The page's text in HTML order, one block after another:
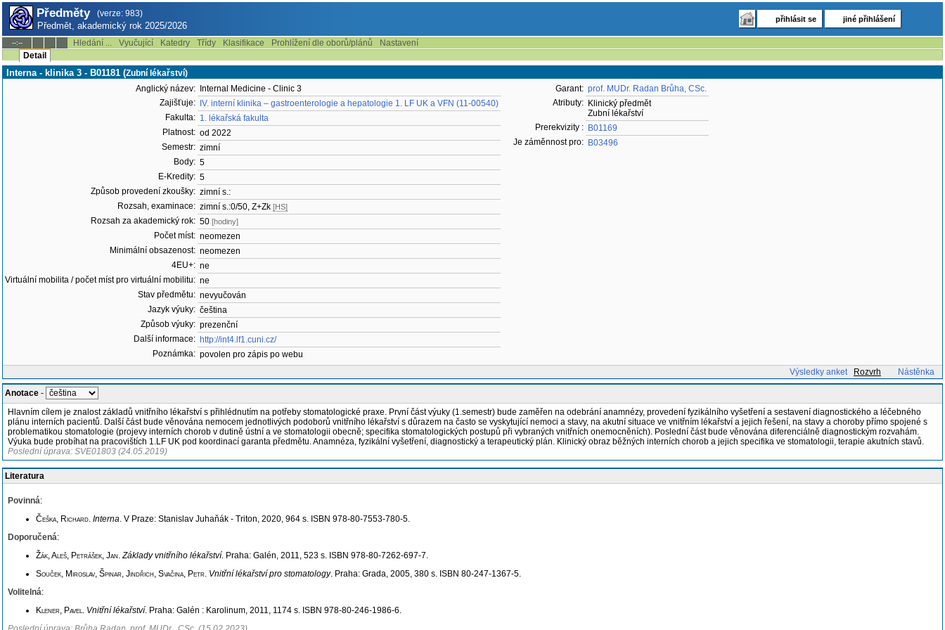
Předměty (verze: 983)
Předmět, akademický rok 2025/2026
přihlásit se jiné přihlášení
--:-- Hledání ... Vyučující Katedry Třídy Klasifikace Prohlížení dle oborů/plánů
Nastavení
Detail
Interna - klinika 3 - B01181 (Zubní lékařství)
Anglický název:
Internal Medicine - Clinic 3
Zajišťuje:
IV. interní klinika – gastroenterologie a hepatologie 1. LF UK a VFN (11-00540)
Fakulta: 1. lékařská fakulta
Platnost: od 2022
Semestr: zimní
Body: 5
E-Kredity: 5
Způsob provedení zkoušky: zimní s.:
Rozsah, examinace: zimní s.:0/50, Z+Zk [HS]
Rozsah za akademický rok: 50 [hodiny]
Počet míst: neomezen
Minimální obsazenost: neomezen
4EU+: ne
Virtuální mobilita / počet míst pro virtuální mobilitu: ne
Stav předmětu: nevyučován
Jazyk výuky: čeština
Způsob výuky: prezenční
Další informace: http://int4.lf1.cuni.cz/
Poznámka: povolen pro zápis po webu
Garant: prof. MUDr. Radan Brůha, CSc.
Atributy: Klinický předmět
Zubní lékařství
Prerekvizity : B01169
Je záměnnost pro: B03496
Výsledky anket Rozvrh Nástěnka
Anotace -
Hlavním cílem je znalost základů vnitřního lékařství s přihlédnutím na potřeby stomatologické praxe. První část výuky (1.semestr) bude zaměřen na odebrání anamnézy, provedení fyzikálního vyšetření a sestavení diagnostického a léčebného
plánu interních pacientů. Další část bude věnována nemocem jednotlivých podoborů vnitřního lékařství s důrazem na často se vyskytující nemoci a stavy, na akutní situace ve vnitřním lékařství a jejich řešení, na stavy a choroby přímo spojené s
problematikou stomatologie (projevy interních chorob v dutině ústní a ve stomatologii obecně; specifika stomatologických postupů při vybraných vnitřních onemocněních). Poslední část bude věnována diferenciálně diagnostickým rozvahám.
Výuka bude probíhat na pracovištích 1.LF UK pod koordinací garanta předmětu. Anamnéza, fyzikální vyšetření, diagnostický a terapeutický plán. Klinický obraz běžných interních chorob a jejich specifika ve stomatologii, terapie akutních stavů.
Poslední úprava: SVE01803 (24.05.2019)
Literatura
Povinná:
Češka, Richard. Interna. V Praze: Stanislav Juhaňák - Triton, 2020, 964 s. ISBN 978-80-7553-780-5.
Doporučená:
Žák, Aleš, Petrášek, Jan.Základy vnitřního lékařství. Praha: Galén, 2011, 523 s. ISBN 978-80-7262-697-7.
Souček, Miroslav, Špinar, Jindřich, Svačina, Petr. Vnitřní lékařství pro stomatology. Praha: Grada, 2005, 380 s. ISBN 80-247-1367-5.
Volitelná:
Klener, Pavel. Vnitřní lékařství. Praha: Galén : Karolinum, 2011, 1174 s. ISBN 978-80-246-1986-6.